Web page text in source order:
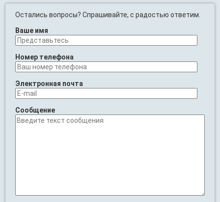
Остались вопросы? Спрашивайте, с радостью ответим.
Ваше имя
Номер телефона
Электронная почта
Сообщение